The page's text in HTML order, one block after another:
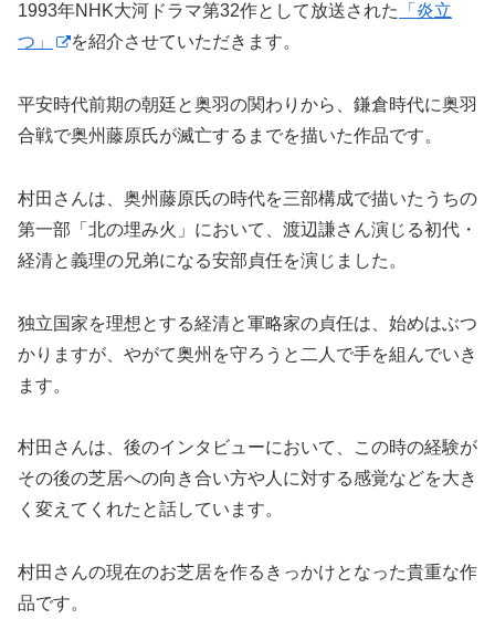
1993年NHK大河ドラマ第32作として放送された
「炎立
つ」
を紹介させていただきます。
平安時代前期の朝廷と奥羽の関わりから、鎌倉時代に奥羽
合戦で奥州藤原氏が滅亡するまでを描いた作品です。
村田さんは、奥州藤原氏の時代を三部構成で描いたうちの
第一部「北の埋み火」において、渡辺謙さん演じる初代・
経清と義理の兄弟になる安部貞任を演じました。
独立国家を理想とする経清と軍略家の貞任は、始めはぶつ
かりますが、やがて奥州を守ろうと二人で手を組んでいき
ます。
村田さんは、後のインタビューにおいて、この時の経験が
その後の芝居への向き合い方や人に対する感覚などを大き
く変えてくれたと話しています。
村田さんの現在のお芝居を作るきっかけとなった貴重な作
品です。